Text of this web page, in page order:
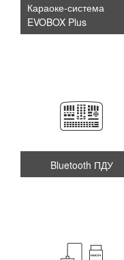
Караоке-система
EVOBOX Plus
Bluetooth ПДУ